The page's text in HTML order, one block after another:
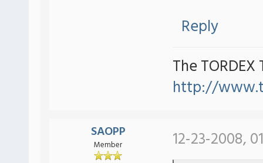
Reply
The TORDEX
http://
SAOPP
Member 12-23-2008,